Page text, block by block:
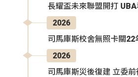
長耀盃未來聯盟開打
2026
司馬庫斯校舍無照卡關22
2026
司馬庫斯災後復建 立委